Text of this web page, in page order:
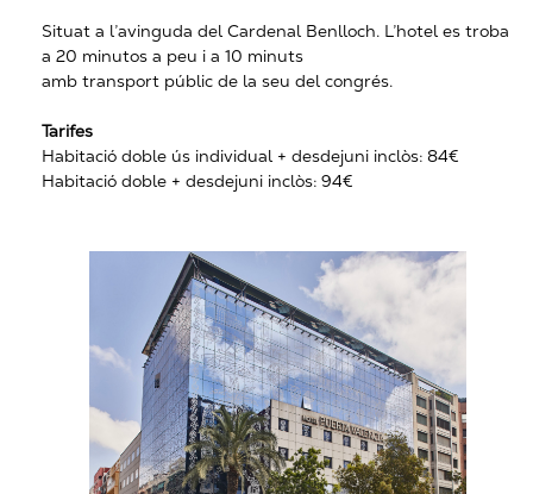
Situat a l’avinguda del Cardenal Benlloch. L’hotel es troba
a 20 minutos a peu i a 10 minuts
amb transport públic de la seu del congrés.
Tarifes
Habitació doble ús individual + desdejuni inclòs: 84€
Habitació doble + desdejuni inclòs: 94€